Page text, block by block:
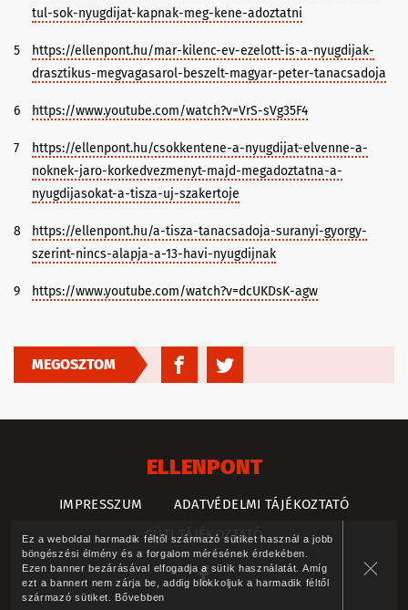
Ez a weboldal harmadik féltől származó sütiket használ a jobb
böngészési élmény és a forgalom mérésének érdekében.
Ezen banner bezárásával elfogadja a sütik használatát. Amíg
ezt a bannert nem zárja be, addig blokkoljuk a harmadik féltől
származó sütiket. Bővebben
tul-sok-nyugdijat-kapnak-meg-kene-adoztatni
5
https://ellenpont.hu/mar-kilenc-ev-ezelott-is-a-nyugdijak-
drasztikus-megvagasarol-beszelt-magyar-peter-tanacsadoja
6 https://www.youtube.com/watch?v=VrS-sVg35F4
7
https://ellenpont.hu/csokkentene-a-nyugdijat-elvenne-a-
noknek-jaro-korkedvezmenyt-majd-megadoztatna-a-
nyugdijasokat-a-tisza-uj-szakertoje
8
https://ellenpont.hu/a-tisza-tanacsadoja-suranyi-gyorgy-
szerint-nincs-alapja-a-13-havi-nyugdijnak
9 https://www.youtube.com/watch?v=dcUKDsK-agw
MEGOSZTOM
ELLENPONT
IMPRESSZUM
ADATVÉDELMI TÁJÉKOZTATÓ
SÜTI TÁJÉKOZTATÓ